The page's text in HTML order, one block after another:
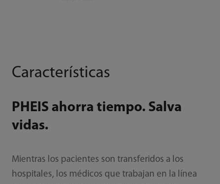
Características
PHEIS ahorra tiempo. Salva
vidas.
Mientras los pacientes son transferidos a los
hospitales, los médicos que trabajan en la línea